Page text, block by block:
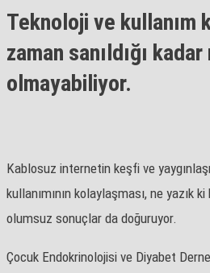
Teknoloji ve kullanım
zaman sanıldığı
olmayabiliyor.
Kablosuz internetin keşfi ve
kullanımının kolaylaşması, ne yazık
olumsuz sonuçlar da doğuruyor.
Çocuk Endokrinolojisi ve Diyabet